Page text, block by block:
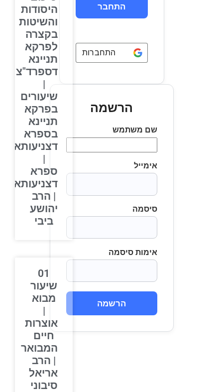
התחברות באמצעותGoogle
הרשמה
שם משתמש
אימייל
סיסמה
אימות סיסמה
הרשמה
היסודות
והשיטות
בקצרה
לפרקא
תניינא
דספרד"צ
שיעורים
בפרקא
תניינא
בספרא
דצניעותא
ספרא
דצניעותא
| הרב
יהושע
ביבי
שיעור
מבוא
אוצרות
חיים
המבואר
| הרב
אריאל
סיבוני